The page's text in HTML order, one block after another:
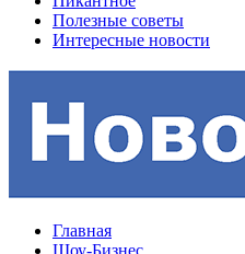
Полезные советы
Интересные новости
Главная
Шоу-Бизнес